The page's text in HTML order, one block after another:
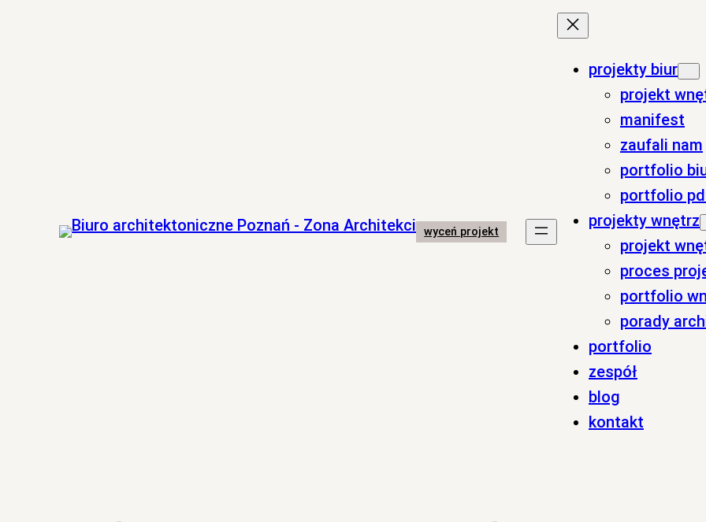
wyceń projekt
projekty biur
projekt
manifest
zaufali nam
portfolio
portfolio
projekty wnętrz
projekt
proces
portfolio
porady
portfolio
zespół
blog
kontakt